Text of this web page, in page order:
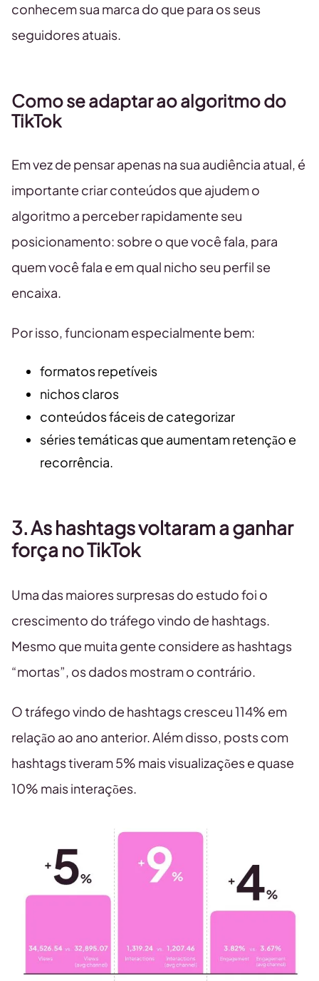
conhecem sua marca do que para os seus
seguidores atuais.
Como se adaptar ao algoritmo do
TikTok
Em vez de pensar apenas na sua audiência atual, é
importante criar conteúdos que ajudem o
algoritmo a perceber rapidamente seu
posicionamento: sobre o que você fala, para
quem você fala e em qual nicho seu perfil se
encaixa.
Por isso, funcionam especialmente bem:
formatos repetíveis
nichos claros
conteúdos fáceis de categorizar
séries temáticas que aumentam retenção e
recorrência.
3.As hashtags voltaram a ganhar
força no TikTok
Uma das maiores surpresas do estudo foi o
crescimento do tráfego vindo de hashtags.
Mesmo que muita gente considere as hashtags
“mortas”, os dados mostram o contrário.
O tráfego vindo de hashtags cresceu 114% em
relação ao ano anterior. Além disso, posts com
hashtags tiveram 5% mais visualizações e quase
10% mais interações.